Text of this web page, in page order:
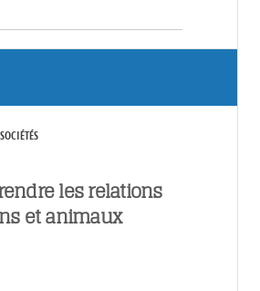
SOCIÉTÉS
les relations
et animaux